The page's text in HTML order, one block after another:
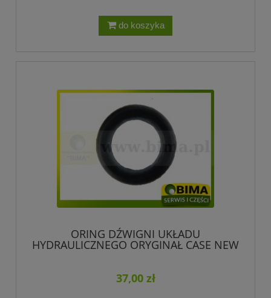
do koszyka
ORING DŹWIGNI UKŁADU
HYDRAULICZNEGO ORYGINAŁ CASE NEW
37,00 zł